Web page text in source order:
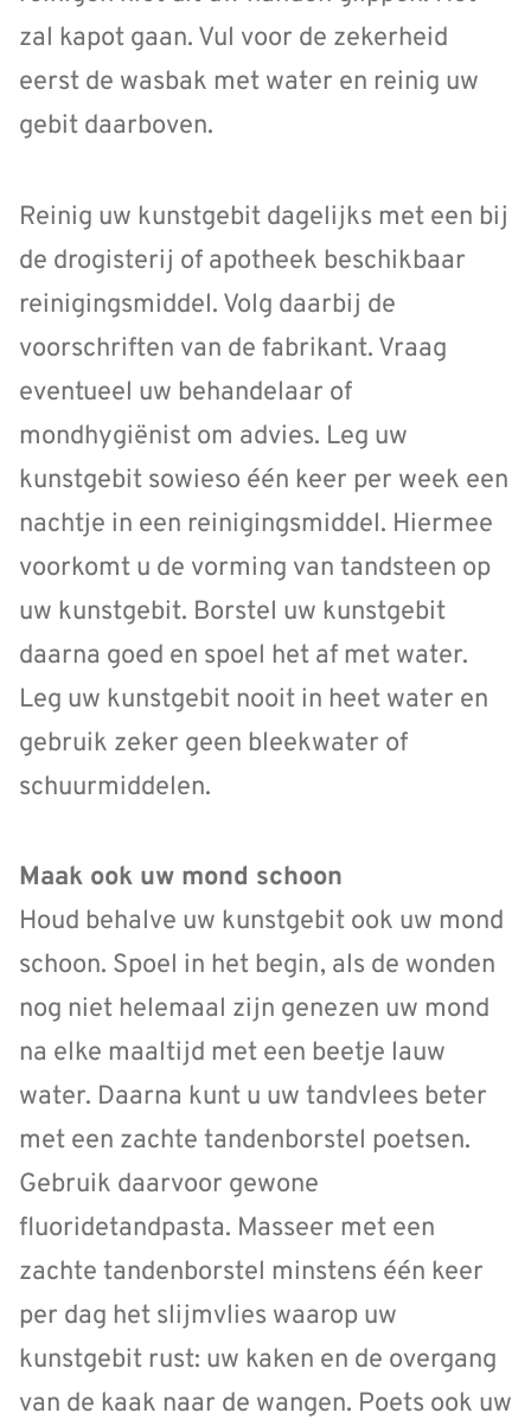
zal kapot gaan. Vul voor de zekerheid
eerst de wasbak met water en reinig uw
gebit daarboven.
Reinig uw kunstgebit dagelijks met een bij
de drogisterij of apotheek beschikbaar
reinigingsmiddel. Volg daarbij de
voorschriften van de fabrikant. Vraag
eventueel uw behandelaar of
mondhygiënist om advies. Leg uw
kunstgebit sowieso één keer per week een
nachtje in een reinigingsmiddel. Hiermee
voorkomt u de vorming van tandsteen op
uw kunstgebit. Borstel uw kunstgebit
daarna goed en spoel het af met water.
Leg uw kunstgebit nooit in heet water en
gebruik zeker geen bleekwater of
schuurmiddelen.
Maak ook uw mond schoon
Houd behalve uw kunstgebit ook uw mond
schoon. Spoel in het begin, als de wonden
nog niet helemaal zijn genezen uw mond
na elke maaltijd met een beetje lauw
water. Daarna kunt u uw tandvlees beter
met een zachte tandenborstel poetsen.
Gebruik daarvoor gewone
fluoridetandpasta. Masseer met een
zachte tandenborstel minstens één keer
per dag het slijmvlies waarop uw
kunstgebit rust: uw kaken en de overgang
van de kaak naar de wangen. Poets ook uw